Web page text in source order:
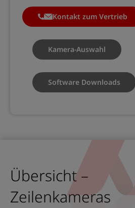
Kontakt zum Vertrieb
Kamera-Auswahl
Software Downloads
Übersicht –
Zeilenkameras